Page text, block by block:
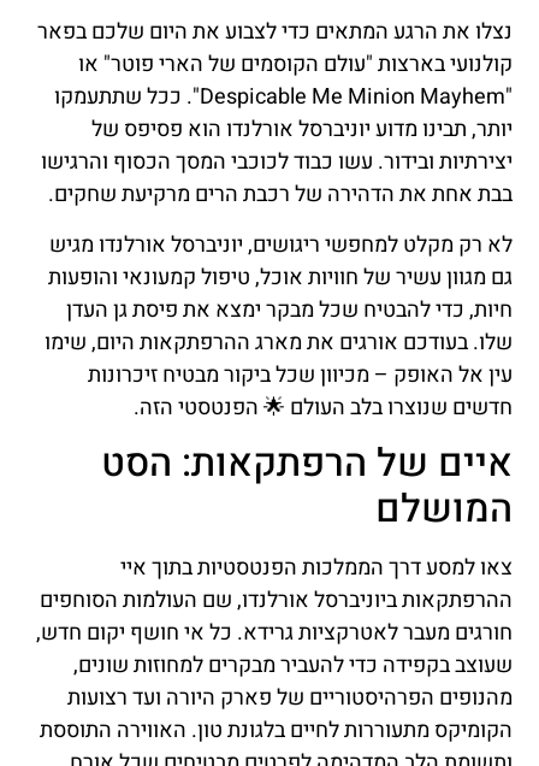
נצלו את הרגע המתאים כדי לצבוע את היום שלכם בפאר
קולנועי בארצות "עולם הקוסמים של הארי פוטר" או
"Despicable Me Minion Mayhem". ככל שתתעמקו
יותר, תבינו מדוע יוניברסל אורלנדו הוא פסיפס של
יצירתיות ובידור. עשו כבוד לכוכבי המסך הכסוף והרגישו
בבת אחת את הדהירה של רכבת הרים מרקיעת שחקים.
לא רק מקלט למחפשי ריגושים, יוניברסל אורלנדו מגיש
גם מגוון עשיר של חוויות אוכל, טיפול קמעונאי והופעות
חיות, כדי להבטיח שכל מבקר ימצא את פיסת גן העדן
שלו. בעודכם אורגים את מארג ההרפתקאות היום, שימו
עין אל האופק – מכיוון שכל ביקור מבטיח זיכרונות
חדשים שנוצרו בלב העולם 🌟 הפנטסטי הזה.
איים של הרפתקאות: הסט
המושלם
צאו למסע דרך הממלכות הפנטסטיות בתוך איי
ההרפתקאות ביוניברסל אורלנדו, שם העולמות הסוחפים
חורגים מעבר לאטרקציות גרידא. כל אי חושף יקום חדש,
שעוצב בקפידה כדי להעביר מבקרים למחוזות שונים,
מהנופים הפרהיסטוריים של פארק היורה ועד רצועות
הקומיקס מתעוררות לחיים בלגונת טון. האווירה התוססת